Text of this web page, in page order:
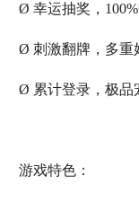
Ø 幸运抽奖，
Ø 刺激翻牌，多重
Ø 累计登录，极品
游戏特色：